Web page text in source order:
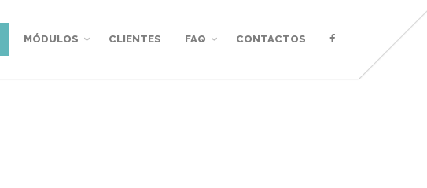
MÓDULOS CLIENTES FAQ CONTACTOS